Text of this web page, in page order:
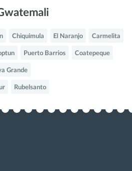
Chiquimula El Naranjo Carmelita
Puerto Barrios Coatepeque
Grande
Rubelsanto